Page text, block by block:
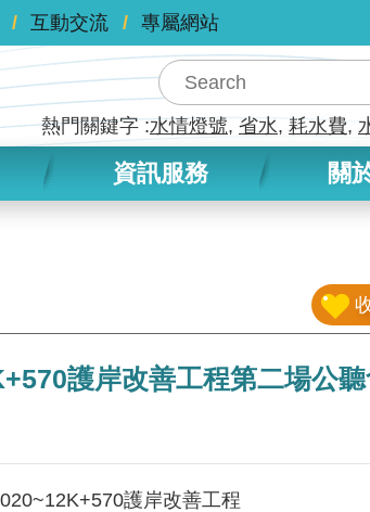
互動交流 專屬網站
熱門關鍵字 水情燈號 省水 耗水費
資訊服務 關
護岸改善工程第二場公
護岸改善工程